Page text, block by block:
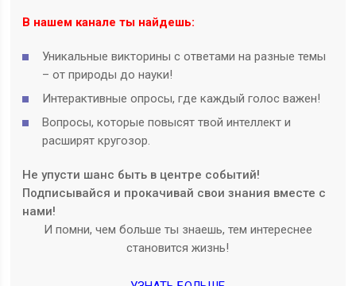
В нашем канале ты найдешь:
Уникальные викторины с ответами на разные темы
– от природы до науки!
Интерактивные опросы, где каждый голос важен!
Вопросы, которые повысят твой интеллект и
расширят кругозор.
Не упусти шанс быть в центре событий!
Подписывайся и прокачивай свои знания вместе с
нами!
И помни, чем больше ты знаешь, тем интереснее
становится жизнь!